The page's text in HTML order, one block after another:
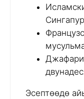
Эсептөөдө